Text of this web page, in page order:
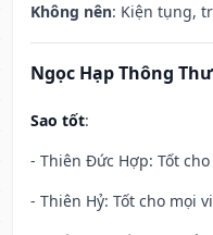
Không nên: Kiện tụng,
Ngọc Hạp Thông Thư
Sao tốt:
- Thiên Đức Hợp: Tốt
- Thiên Hỷ: Tốt cho mọi